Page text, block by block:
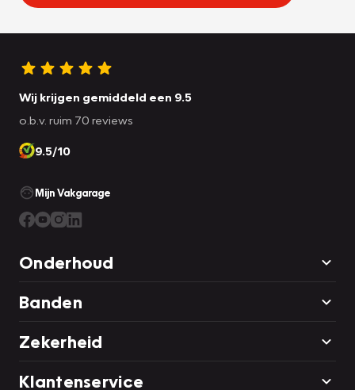
Wij krijgen gemiddeld een 9.5
o.b.v. ruim 70 reviews
9.5/10
Mijn Vakgarage
Onderhoud
Banden
Zekerheid
Klantenservice